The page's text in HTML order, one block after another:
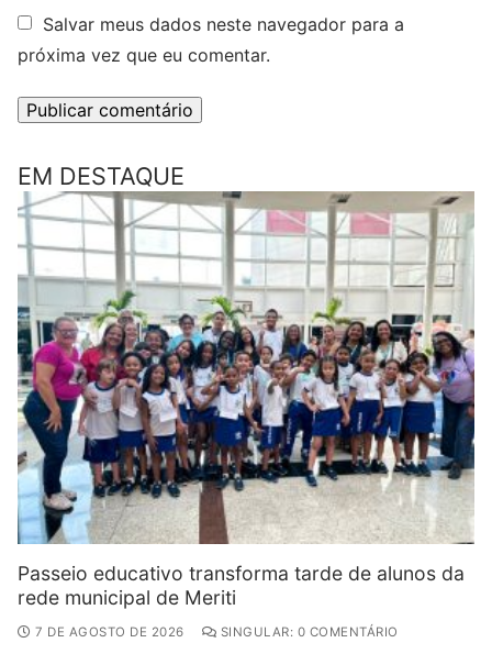
Salvar meus dados neste navegador para a
próxima vez que eu comentar.
EM DESTAQUE
Passeio educativo transforma tarde de alunos da
rede municipal de Meriti
7 DE AGOSTO DE 2026 SINGULAR: 0 COMENTÁRIO